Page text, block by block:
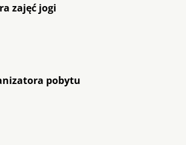
zajęć jogi
pobytu